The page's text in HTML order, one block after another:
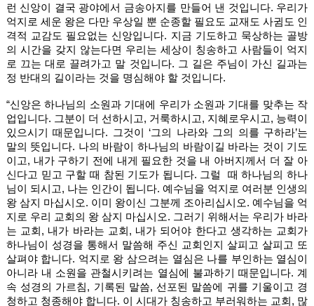
런 신앙이 결국 광야에서 금송아지를 만들어 낸 것입니다. 우리가
억지로 세운 왕은 다만 우상일 뿐 순종할 필요도 교재도 사귐도 인
격적 교감도 필요없는 신앙입니다. 지금 기도하고 묵상하는 골방
의 시간을 갖지 않는다면 우리는 세상이 칭송하고 사람들이 억지
로 끄는 대로 끌려가고 말 것입니다. 그 길은 주님이 가신 길과는
정 반대의 길이라는 것을 명심해야 할 것입니다.
“신앙은 하나님의 소원과 기대에 우리가 소원과 기대를 맞추는 작
업입니다. 그분이 더 선하시고, 거룩하시고, 지혜로우시고, 능력이
있으시기 때문입니다. 그것이 ‘그의 나라와 그의 의를 구하라’는
말의 뜻입니다. 나의 바람이 하나님의 바람이길 바라는 것이 기도
이고, 내가 구하기 전에 내게 필요한 것을 내 아버지께서 더 잘 아
신다고 믿고 구할 때 참된 기도가 됩니다. 그럴  때 하나님의 하나
님이 되시고, 나는 인간이 됩니다. 예수님을 억지로 여러분 인생의
왕 삼지 마십시오. 이미 왕이신 그분께 조아리십시오. 예수님을 억
지로 우리 교회의 왕 삼지 마십시오. 그러기 위해서는 우리가 바라
는 교회, 내가 바라는 교회, 내가 되어야 한다고 생각하는 교회가
하나님이 성경을 통해서 말씀해 주신 교회인지 살피고 살피고 또
살펴야 합니다. 억지로 왕 삼으려는 열심은 나를 부인하는 열심이
아니라 내 소원을 관철시키려는 열심에 불과하기 때문입니다. 계
속 성경의 가르침, 기록된 말씀, 선포된 말씀에 귀를 기울이고 경
청하고 청종해야 합니다. 이 시대가 칭송하고 부러워하는 교회, 많